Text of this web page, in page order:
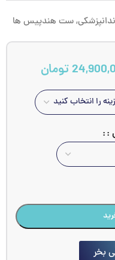
,ست هندپیس ها
تومان
:
بخر